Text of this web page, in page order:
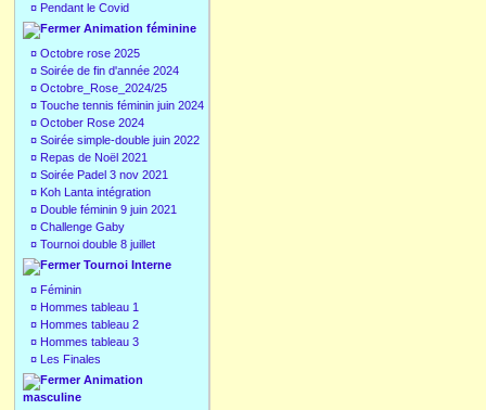
¤ Pendant le Covid
Animation féminine
¤ Octobre rose 2025
¤ Soirée de fin d'année 2024
¤ Octobre_Rose_2024/25
¤ Touche tennis féminin juin 2024
¤ October Rose 2024
¤ Soirée simple-double juin 2022
¤ Repas de Noël 2021
¤ Soirée Padel 3 nov 2021
¤ Koh Lanta intégration
¤ Double féminin 9 juin 2021
¤ Challenge Gaby
¤ Tournoi double 8 juillet
Tournoi Interne
¤ Féminin
¤ Hommes tableau 1
¤ Hommes tableau 2
¤ Hommes tableau 3
¤ Les Finales
Animation
masculine